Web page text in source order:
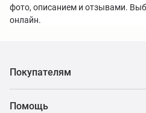
фото, описанием и отзывами.
онлайн.
Покупателям
Помощь